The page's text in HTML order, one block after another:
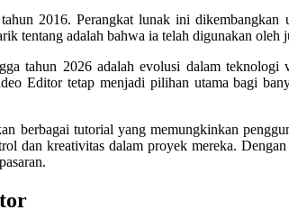
2016. Perangkat lunak ini
tentang adalah bahwa ia telah digunakan
tahun 2026 adalah evolusi dalam
Editor tetap menjadi pilihan utama bagi
berbagai tutorial yang memungkinkan
dan kreativitas dalam proyek mereka.